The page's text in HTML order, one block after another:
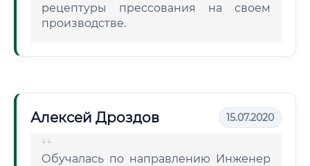
рецептуры прессования на своем
производстве.
Алексей Дроздов 15.07.2020
Обучалась по направлению Инженер